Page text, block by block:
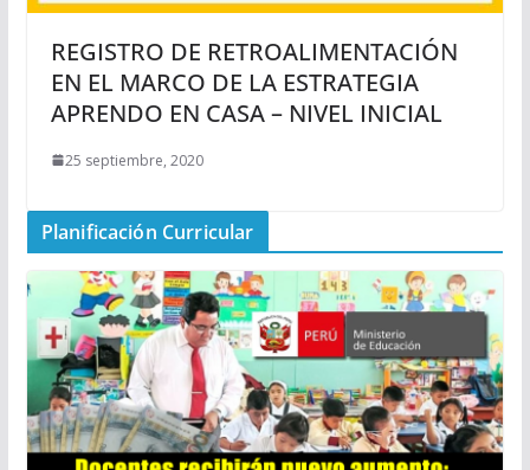
REGISTRO DE RETROALIMENTACIÓN
EN EL MARCO DE LA ESTRATEGIA
APRENDO EN CASA – NIVEL INICIAL
25 septiembre, 2020
Planificación Curricular